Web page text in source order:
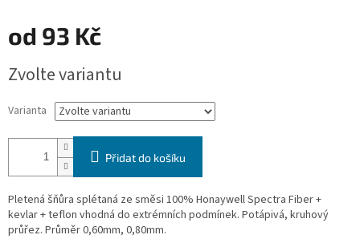
od 93 Kč
cena:
Zvolte variantu
Varianta
Přidat do košíku
Pletená šňůra splétaná ze směsi 100% Honaywell Spectra Fiber +
kevlar + teflon vhodná do extrémních podmínek. Potápivá, kruhový
průřez. Průměr 0,60mm, 0,80mm.